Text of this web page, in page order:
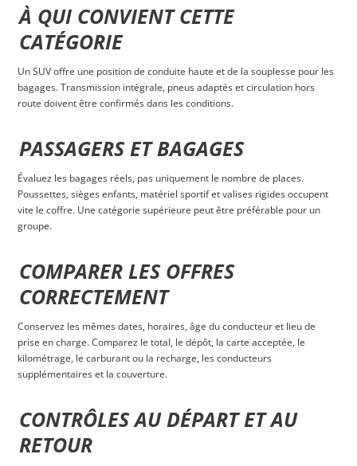
À QUI CONVIENT CETTE
CATÉGORIE
Un SUV offre une position de conduite haute et de la souplesse pour les
bagages. Transmission intégrale, pneus adaptés et circulation hors
route doivent être confirmés dans les conditions.
PASSAGERS ET BAGAGES
Évaluez les bagages réels, pas uniquement le nombre de places.
Poussettes, sièges enfants, matériel sportif et valises rigides occupent
vite le coffre. Une catégorie supérieure peut être préférable pour un
groupe.
COMPARER LES OFFRES
CORRECTEMENT
Conservez les mêmes dates, horaires, âge du conducteur et lieu de
prise en charge. Comparez le total, le dépôt, la carte acceptée, le
kilométrage, le carburant ou la recharge, les conducteurs
supplémentaires et la couverture.
CONTRÔLES AU DÉPART ET AU
RETOUR